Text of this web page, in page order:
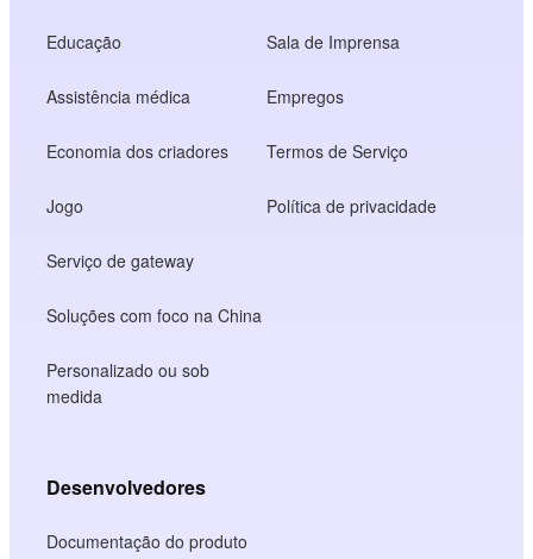
Educação
Assistência médica
Economia dos criadores
Jogo
Serviço de gateway
Soluções com foco na China
Personalizado ou sob
medida
Sala de Imprensa
Empregos
Termos de Serviço
Política de privacidade
Desenvolvedores
Documentação do produto